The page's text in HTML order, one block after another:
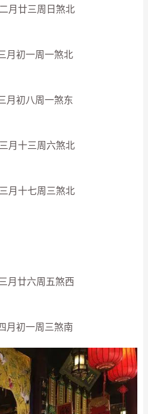
廿三周日煞北
初一周一煞北
初八周一煞东
十三周六煞北
十七周三煞北
廿六周五煞西
初一周三煞南